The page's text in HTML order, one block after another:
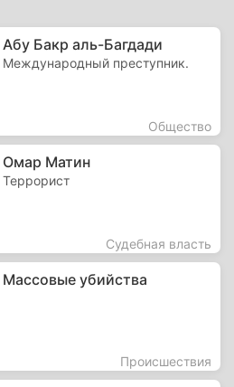
Абу Бакр аль-Багдади
Международный преступник.
Общество
Омар Матин
Террорист
Судебная власть
Массовые убийства
Происшествия